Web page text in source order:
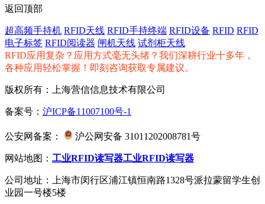
返回顶部
超高频手持机 RFID天线 RFID手持终端 RFID设备 RFID RFID
电子标签 RFID阅读器 闸机天线 试剂柜天线
RFID应用复杂？应用方式毫无头绪？我们深耕行业十多年，
各种应用轻松掌握！即刻咨询获取专属建议。
版权所有：上海营信信息技术有限公司
备案号： 沪ICP备11007100号-1
公安网备案： 沪公网安备 31011202008781号
网站地图： 工业RFID读写器工业RFID读写器
公司地址：上海市闵行区浦江镇恒南路1328号派拉蒙留学生创
业园一号楼5楼